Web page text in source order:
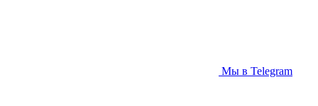
Мы в Telegram